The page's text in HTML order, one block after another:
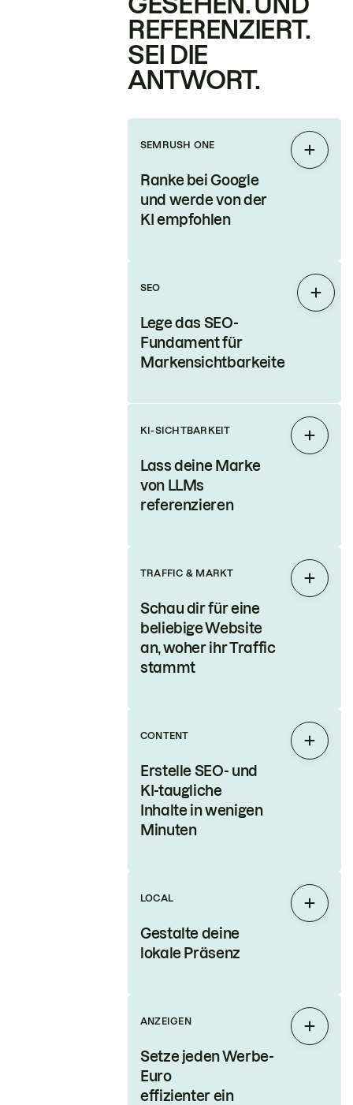
REFERENZIERT.
SEI DIE
ANTWORT.
SEMRUSH ONE
Ranke bei Google
und werde von der
KI empfohlen
SEO
Lege das SEO-
Fundament für
Markensichtbarkeite
KI-SICHTBARKEIT
Lass deine Marke
von LLMs
referenzieren
TRAFFIC & MARKT
Schau dir für eine
beliebige Website
an, woher ihr Traffic
stammt
CONTENT
Erstelle SEO- und
KI-taugliche
Inhalte in wenigen
Minuten
LOCAL
Gestalte deine
lokale Präsenz
ANZEIGEN
Setze jeden Werbe-
Euro
effizienter ein